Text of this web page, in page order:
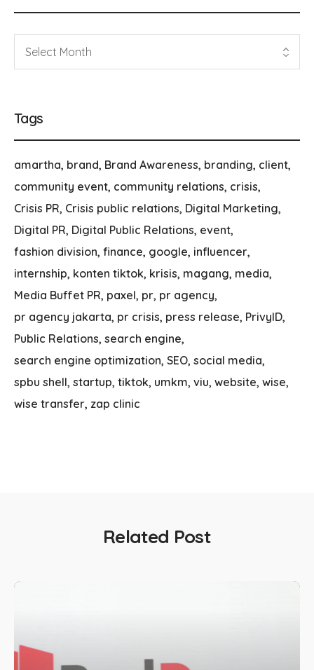
Tags
amartha brand Brand Awareness branding client
community event community relations crisis
Crisis PR Crisis public relations Digital Marketing
Digital PR Digital Public Relations event
fashion division finance google influencer
internship konten tiktok krisis magang media
Media Buffet PR paxel pr pr agency
pr agency jakarta pr crisis press release PrivyID
Public Relations search engine
search engine optimization SEO social media
spbu shell startup tiktok umkm viu website wise
wise transfer zap clinic
Related Post